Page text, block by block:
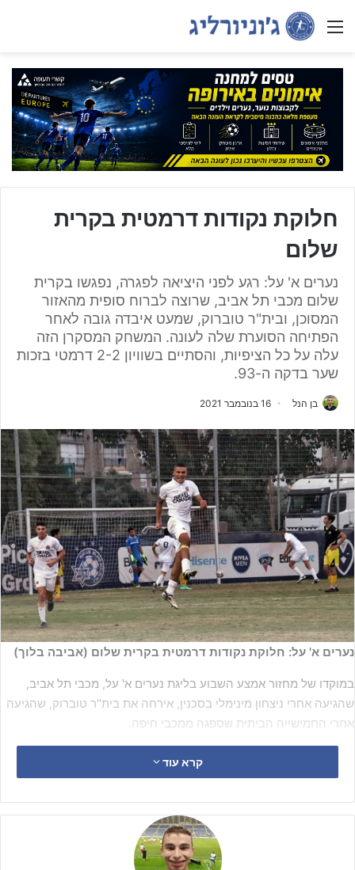
Menu
חלוקת נקודות דרמטית בקרית
שלום
נערים א' על: רגע לפני היציאה לפגרה, נפגשו בקרית
שלום מכבי תל אביב, שרוצה לברוח סופית מהאזור
המסוכן, ובית"ר טוברוק, שמעט איבדה גובה לאחר
הפתיחה הסוערת שלה לעונה. המשחק המסקרן הזה
עלה על כל הציפיות, והסתיים בשוויון 2-2 דרמטי בזכות
שער בדקה ה-93.
בן הנל 16 בנובמבר 2021
נערים א' על: חלוקת נקודות דרמטית בקרית שלום (אביבה בלוך)
במוקדו של מחזור אמצע השבוע בליגת נערים א' על, מכבי תל אביב,
שהגיעה אחרי ניצחון מינימלי בסכנין, אירחה את בית"ר טוברוק, שהגיעה
אחרי החמישייה הביתית שספגה ממכבי חיפה.
קרא עוד